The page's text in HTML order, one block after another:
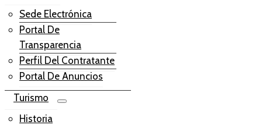
Sede Electrónica
Portal De
Transparencia
Perfil Del Contratante
Portal De Anuncios
Turismo
Historia